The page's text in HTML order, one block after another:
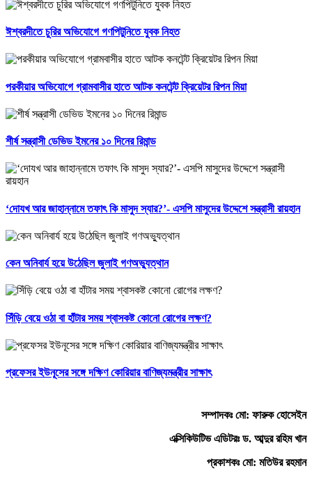
ঈশ্বরদীতে চুরির অভিযোগে গণপিটুনিতে যুবক নিহত
পরকীয়ার অভিযোগে গ্রামবাসীর হাতে আটক কনটেন্ট ক্রিয়েটর রিপন মিয়া
শীর্ষ সন্ত্রাসী ডেভিড ইমনের ১০ দিনের রিমান্ড
‘দোযখ আর জাহান্নামে তফাৎ কি মাসুদ স্যার?’- এসপি মাসুদের উদ্দেশে সন্ত্রাসী রায়হান
কেন অনিবার্য হয়ে উঠেছিল জুলাই গণঅভ্যুত্থান
সিঁড়ি বেয়ে ওঠা বা হাঁটার সময় শ্বাসকষ্ট কোনো রোগের লক্ষণ?
প্রফেসর ইউনূসের সঙ্গে দক্ষিণ কোরিয়ার বাণিজ্যমন্ত্রীর সাক্ষাৎ
সম্পাদকঃ মো: ফারুক হোসেইন
এক্সিকিউটিভ এডিটরঃ ড. আব্দুর রহিম খান
প্রকাশকঃ মো: মতিউর রহমান